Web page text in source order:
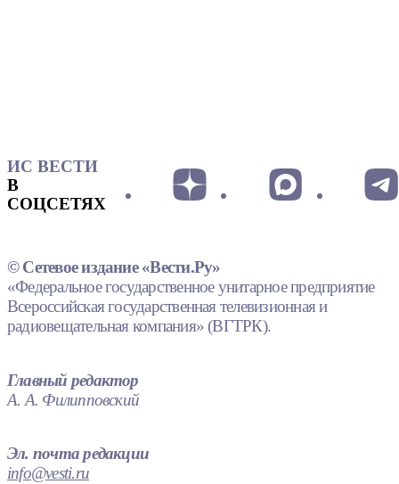
ИС ВЕСТИ
В
СОЦСЕТЯХ
© Сетевое издание «Вести.Ру»
«Федеральное государственное унитарное предприятие
Всероссийская государственная телевизионная и
радиовещательная компания» (ВГТРК).
Главный редактор
А. А. Филипповский
Эл. почта редакции
info@vesti.ru